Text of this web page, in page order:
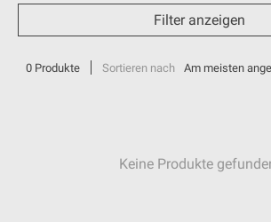
Filter anzeigen
0 Produkte Sortieren nach Am meisten
Keine Produkte